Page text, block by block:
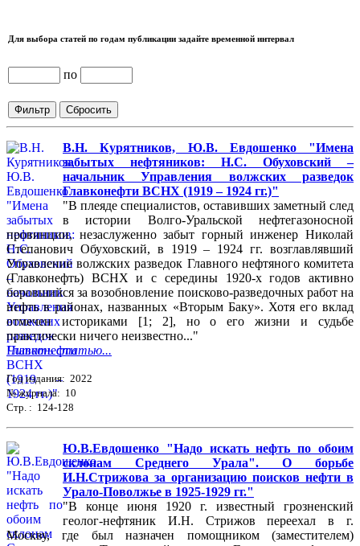
Для выбора статей по годам публикации задайте временной интервал
по
В.Н. Курятников, Ю.В. Евдошенко "Имена
забытых нефтяников: Н.С. Обуховский –
начальник Управления волжских разведок
Главконефти ВСНХ (1919 – 1924 гг.)"
"В плеяде специалистов, оставивших заметный след
в истории Волго-Уральской нефтегазоносной
провинции, незаслуженно забыт горный инженер Николай
Степанович Обуховский, в 1919 – 1924 гг. возглавлявший
Управление волжских разведок Главного нефтяного комитета
(Главконефть) ВСНХ и с середины 1920-х годов активно
боровшийся за возобновление поисково-разведочных работ на
нефть в районах, названных «Вторым Баку». Хотя его вклад
отмечен историками [1; 2], но о его жизни и судьбе
практически ничего неизвестно..."
Читать статью...
Год издания: 2022
№ журнала: 10
Стр. : 124-128
Ю.В.Евдошенко "Надо искать нефть по обоим
склонам Среднего Урала". О борьбе
И.Н.Стрижова за организацию поисков нефти в
Урало-Поволжье в 1925-1929 гг."
"В конце июня 1920 г. известный грозненский
геолог-нефтяник И.Н. Стрижов переехал в г.
Москву, где был назначен помощником (заместителем)